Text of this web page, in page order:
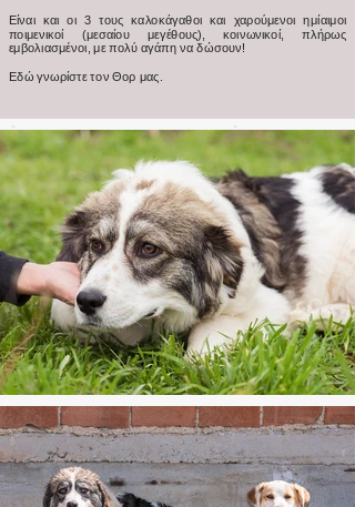
Είναι και οι 3 τους καλοκάγαθοι και χαρούμενοι ημίαιμοι
ποιμενικοί (μεσαίου μεγέθους), κοινωνικοί, πλήρως
εμβολιασμένοι, με πολύ αγάπη να δώσουν!
Εδώ γνωρίστε τον Θορ μας.